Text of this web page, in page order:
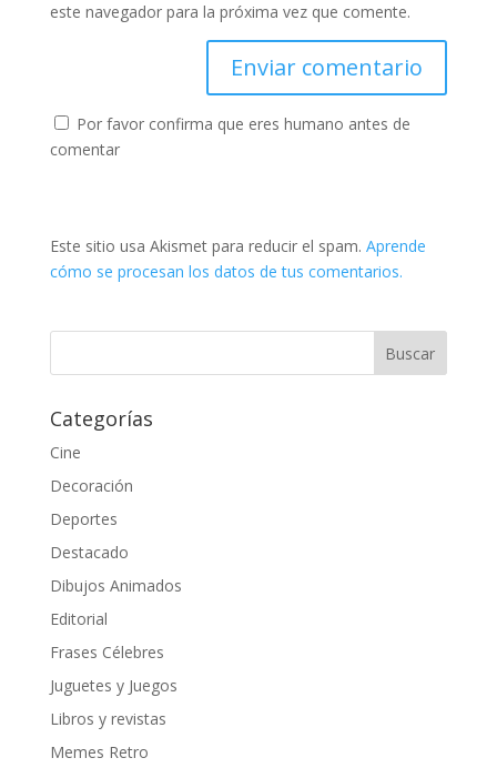
este navegador para la próxima vez que comente.
Por favor confirma que eres humano antes de
comentar
Este sitio usa Akismet para reducir el spam. Aprende
cómo se procesan los datos de tus comentarios.
Categorías
Cine
Decoración
Deportes
Destacado
Dibujos Animados
Editorial
Frases Célebres
Juguetes y Juegos
Libros y revistas
Memes Retro